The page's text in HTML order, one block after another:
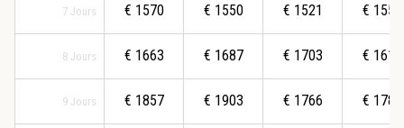
7 Jours
8 Jours
9 Jours
€ 1570
€ 1663
€ 1857
€ 1550
€ 1687
€ 1903
€ 1521
€ 1703
€ 1766
€ 1555
€ 1618
€ 1786